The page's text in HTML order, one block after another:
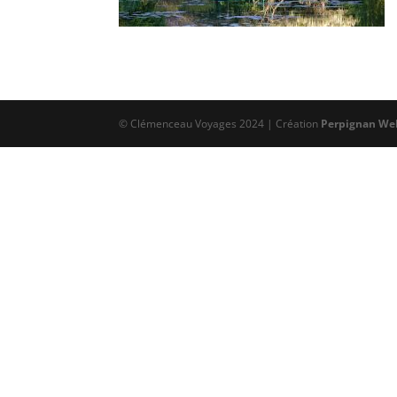
© Clémenceau Voyages 2024 | Création Perpignan